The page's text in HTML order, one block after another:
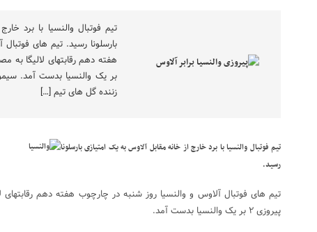
تیم فوتبال والنسیا با برد
بارسلونا رسید. تیم های
زننده گل های تیم […]
تیم فوتبال والنسیا با برد خارج از خانه مقابل آلاوس به یک امتیازی بارسلونا
رسید.
تیم های فوتبال آلاوس و والنسیا روز شنبه در چارچوب هفته دهم رقابتهای
پیروزی ۲ بر یک والنسیا بدست آمد.